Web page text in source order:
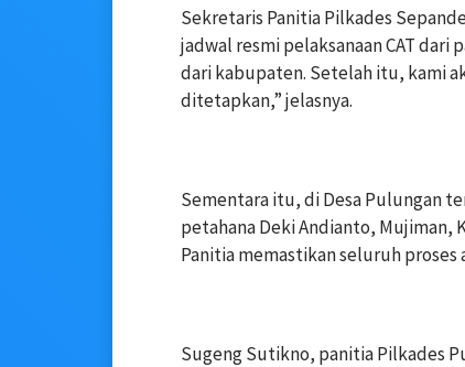
‎Sekretaris Panitia Pilkades
jadwal resmi pelaksanaan CAT
dari kabupaten. Setelah itu, kami
ditetapkan,” jelasnya.
‎Sementara itu, di Desa Pulungan
petahana Deki Andianto, Mujiman,
Panitia memastikan seluruh
‎Sugeng Sutikno, panitia Pilkades